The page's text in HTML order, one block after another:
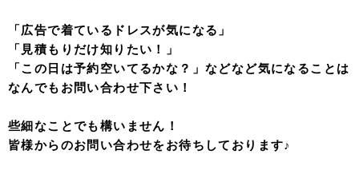
「広告で着ているドレスが気になる」
「見積もりだけ知りたい！」
「この日は予約空いてるかな？」などなど気になることは
なんでもお問い合わせ下さい！
些細なことでも構いません！
皆様からのお問い合わせをお待ちしております♪